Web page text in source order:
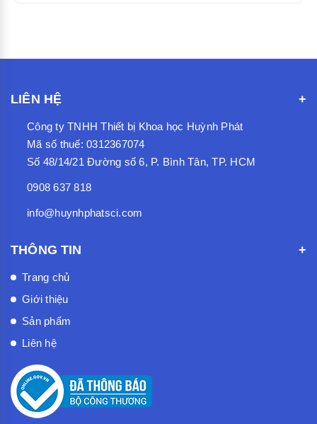
LIÊN HỆ
Công ty TNHH Thiết bị Khoa học Huỳnh Phát
Mã số thuế: 0312367074
Số 48/14/21 Đường số 6, P. Bình Tân, TP. HCM
0908 637 818
info@huynhphatsci.com
THÔNG TIN
Trang chủ
Giới thiệu
Sản phẩm
Liên hệ